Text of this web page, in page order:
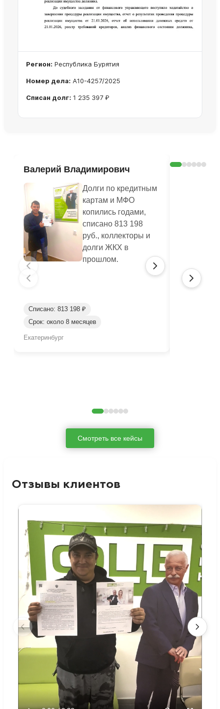
Регион: Республика Бурятия
Номер дела: А10-4257/2025
Списан долг: 1 235 397 ₽
Валерий Владимирович
Долги по кредитным
картам и МФО
копились годами,
списано 813 198
руб., коллекторы и
долги ЖКХ в
прошлом.
Списано: 813 198 ₽
Срок: около 8 месяцев
Екатеринбург
Смотреть все кейсы
Отзывы клиентов